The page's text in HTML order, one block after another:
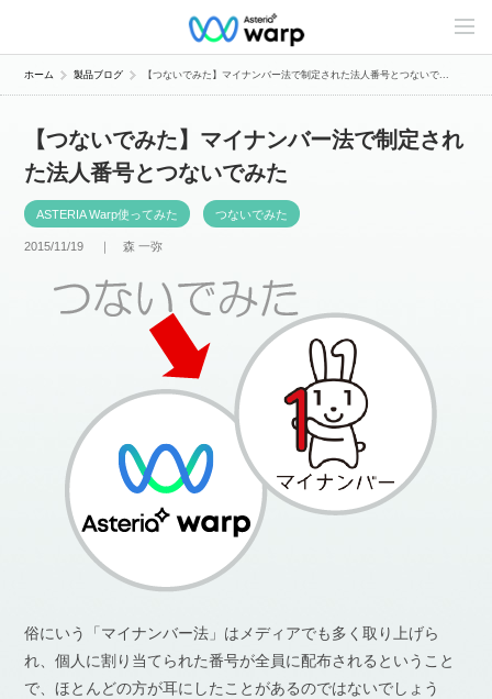
C
n
e
s
ホーム 製品ブログ 【つないでみた】マイナンバー法で制定された法人番号とつないで...
【つないでみた】マイナンバー法で制定され
た法人番号とつないでみた
ASTERIA Warp使ってみた つないでみた
2015/11/19 ｜森 一弥
俗にいう「マイナンバー法」はメディアでも多く取り上げら
れ、個人に割り当てられた番号が全員に配布されるということ
で、ほとんどの方が耳にしたことがあるのではないでしょう